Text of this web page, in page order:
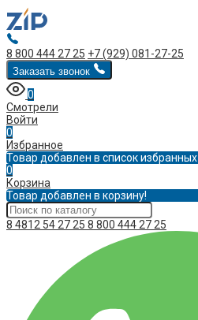
8 800 444 27 25 +7 (929) 081-27-25
Заказать звонок
0
Смотрели
Войти
0
Избранное
Товар добавлен в список избранных
0
Корзина
Товар добавлен в корзину!
8 4812 54 27 25 8 800 444 27 25